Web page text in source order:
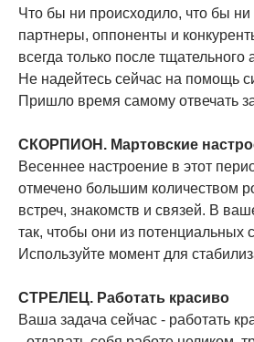
Что бы ни происходило, что бы ни
партнеры, оппоненты и
всегда только после тщательного
Не надейтесь сейчас на помощь
Пришло время самому отвечать
СКОРПИОН. Мартовские
Весеннее настроение в этот
отмечено большим количеством
встреч, знакомств и связей. В
так, чтобы они из потенциальных
Используйте момент для
СТРЕЛЕЦ. Работать красиво
Ваша задача сейчас - работать